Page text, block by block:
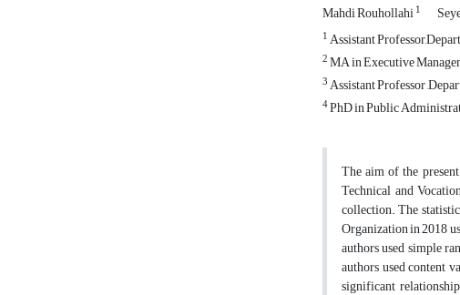
Mahdi Rouhollahi1
1Assistant
2MA in Executive
3Assistant Professor
4PhD in Public
The aim of the
Technical and
collection. The
Organization in 2018
authors used simple
authors used content
significant